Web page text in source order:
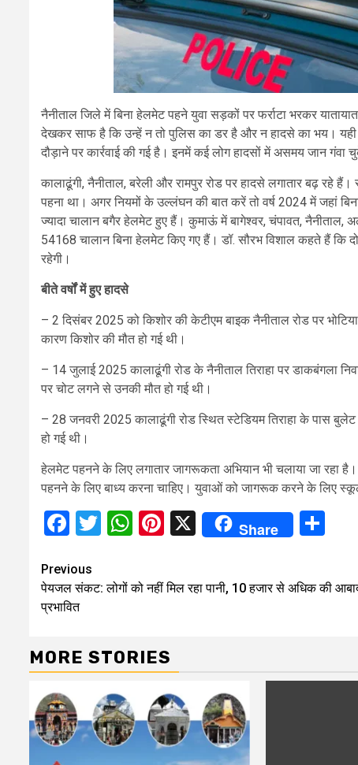
नैनीताल जिले में बिना हेलमेट पहने युवा सड़कों पर फर्राटा भरकर
देखकर साफ है कि उन्हें न तो पुलिस का डर है और न हादसे का भय। यही
दौड़ाने पर कार्रवाई की गई है। इनमें कई लोग हादसों में असमय जान गंवा
कालाढूंगी, नैनीताल, बरेली और रामपुर रोड पर हादसे लगातार बढ़ रहे
पहना था। अगर नियमों के उल्लंघन की बात करें तो वर्ष 2024 में जहां
ज्यादा चालान बगैर हेलमेट हुए हैं। कुमाऊं में बागेश्वर, चंपावत,
54168 चालान बिना हेलमेट किए गए हैं। डॉ. सौरभ विशाल कहते हैं कि
रहेगी।
बीते वर्षों में हुए हादसे
– 2 दिसंबर 2025 को किशोर की केटीएम बाइक नैनीताल रोड पर
कारण किशोर की मौत हो गई थी।
– 14 जुलाई 2025 कालाढूंगी रोड के नैनीताल तिराहा पर डाकबंगला
पर चोट लगने से उनकी मौत हो गई थी।
– 28 जनवरी 2025 कालाढूंगी रोड स्थित स्टेडियम तिराहा के पास
हो गई थी।
हेलमेट पहनने के लिए लगातार जागरूकता अभियान भी चलाया जा रहा
पहनने के लिए बाध्य करना चाहिए। युवाओं को जागरूक करने के लिए
Facebook
Twitter
WhatsApp
Pinterest
X Share
Continue
Reading
Previous
पेयजल संकट: लोगों को नहीं मिल रहा पानी, 10 हजार से अधिक की
प्रभावित
MORE STORIES